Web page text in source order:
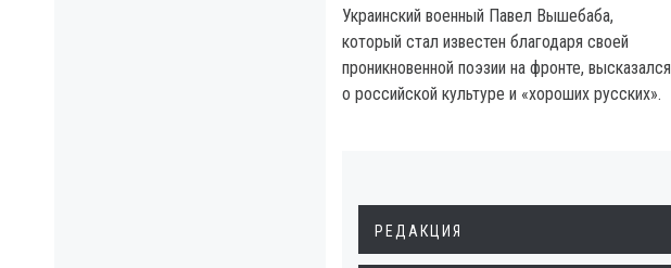
Украинский военный Павел Вышебаба,
который стал известен благодаря своей
проникновенной поэзии на фронте, высказался
о российской культуре и «хороших русских».
РЕДАКЦИЯ